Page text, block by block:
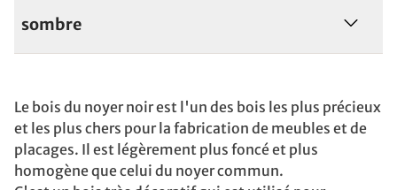
sombre
Le bois du noyer noir est l'un des bois les plus précieux
et les plus chers pour la fabrication de meubles et de
placages. Il est légèrement plus foncé et plus
homogène que celui du noyer commun.